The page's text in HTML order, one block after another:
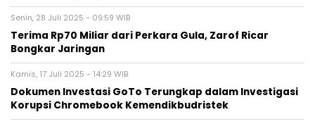
Senin, 28 Juli 2025 - 09:59 WIB
Terima Rp70 Miliar dari Perkara Gula, Zarof Ricar
Bongkar Jaringan
Kamis, 17 Juli 2025 - 14:29 WIB
Dokumen Investasi GoTo Terungkap dalam Investigasi
Korupsi Chromebook Kemendikbudristek